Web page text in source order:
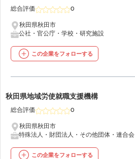
総合評価 0
秋田県秋田市
公社・官公庁・学校・研究施設
この企業をフォローする
15
秋田県地域労使就職支援機構
総合評価 0
秋田県秋田市
特殊法人・財団法人・その他団体・連合会
この企業をフォローする